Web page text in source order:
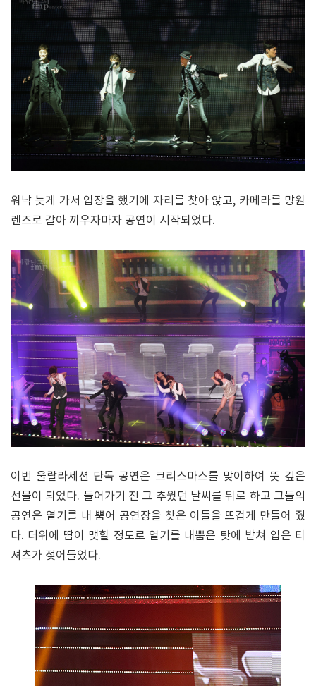
워낙 늦게 가서 입장을 했기에 자리를 찾아 앉고, 카메라를 망원
렌즈로 갈아 끼우자마자 공연이 시작되었다.
이번 울랄라세션 단독 공연은 크리스마스를 맞이하여 뜻 깊은
선물이 되었다. 들어가기 전 그 추웠던 날씨를 뒤로 하고 그들의
공연은 열기를 내 뿜어 공연장을 찾은 이들을 뜨겁게 만들어 줬
다. 더위에 땀이 맺힐 정도로 열기를 내뿜은 탓에 받쳐 입은 티
셔츠가 젖어들었다.